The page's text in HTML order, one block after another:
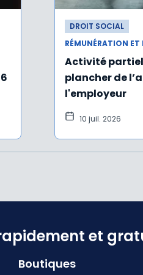
DROIT SOCIAL
RÉMUNÉRATION
Activité
plancher de
l'employeur
10 juil. 2026
et
Boutiques